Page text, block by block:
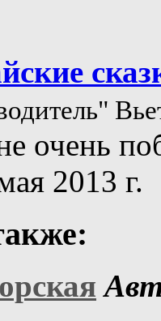
очень
2013 г.